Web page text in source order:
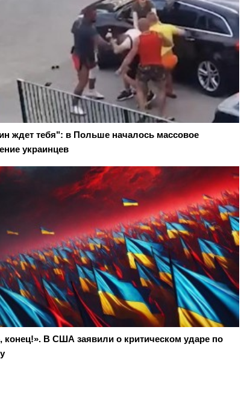
ждет тебя": в Польше началось массовое
украинцев
конец!». В США заявили о критическом ударе по